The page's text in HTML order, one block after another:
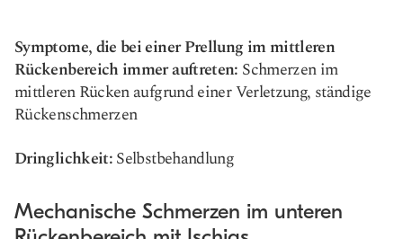
Symptome, die bei einer Prellung im mittleren
Rückenbereich immer auftreten: Schmerzen im
mittleren Rücken aufgrund einer Verletzung, ständige
Rückenschmerzen
Dringlichkeit:Selbstbehandlung
Mechanische Schmerzen im unteren